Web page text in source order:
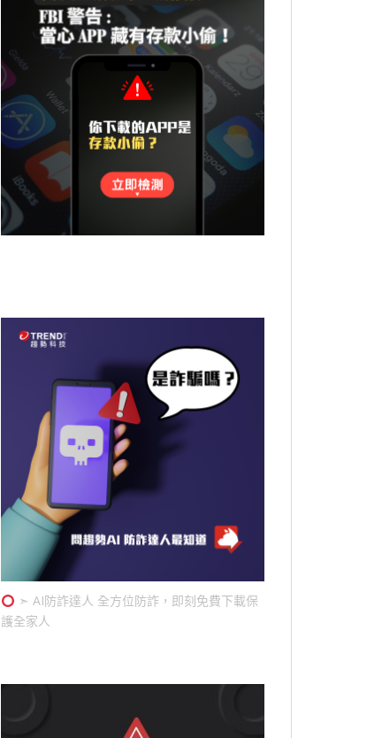
➣ AI防詐達人 全方位防詐，即刻免費下載保
護全家人